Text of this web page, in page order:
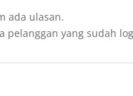
ada ulasan.
pelanggan yang sudah